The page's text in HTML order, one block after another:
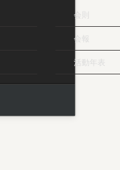
会則
会報
活動年表